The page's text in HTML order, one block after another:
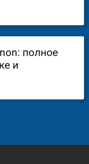
полное
и